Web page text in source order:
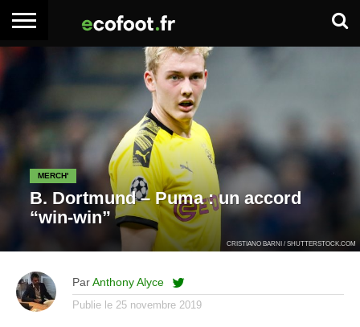
MERCH'
B. Dortmund – Puma : un accord
“win-win”
CRISTIANO BARNI / SHUTTERSTOCK.COM
Par Anthony Alyce
Publie le 25 novembre 2019